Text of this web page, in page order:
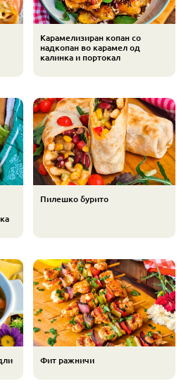
Карамелизиран копан со
надкопан во карамел од
калинка и портокал
Пилешко бурито
Фит ражничи